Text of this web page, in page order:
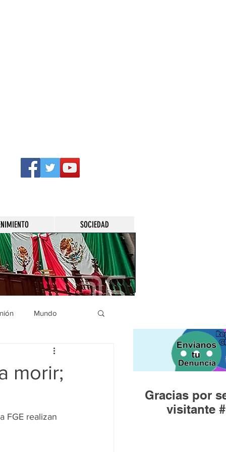
SOCIEDAD
Mundo
Municipios
morir;
FGE realizan
Gracias por
visitante #